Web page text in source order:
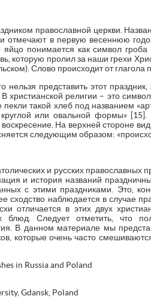
православной церкви.
отмечают в первую весеннюю
яйцо понимается как символ
которую пролил за наши грехи
Слово происходит от глагола
представить этот
христианской религии – это
такой хлеб под названием
круглой или овальной формы»
На верхней стороне
следующим образом:
и русских православных
и история названий
с этими праздниками. Это,
сходство наблюдается в случае
отличается в этих двух
блюд. Следует отметить, что
В данном материале мы
которые очень часто
in Russia and Poland
Gdansk, Poland